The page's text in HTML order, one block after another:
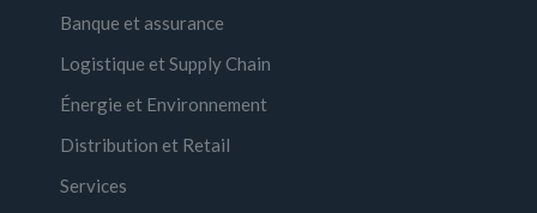
Banque et assurance
Logistique et Supply Chain
Énergie et Environnement
Distribution et Retail
Services